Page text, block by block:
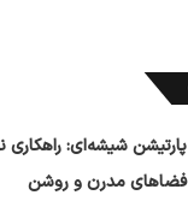
پارتیشن شیشه‌ای: راهکاری
فضاهای مدرن و روشن